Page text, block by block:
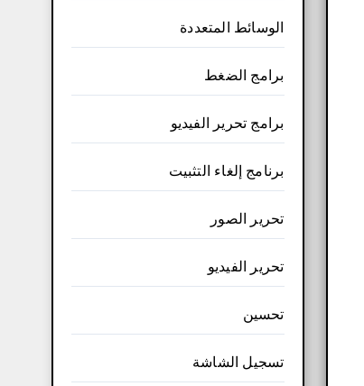
الوسائط المتعددة
برامج الضغط
برامج تحرير الفيديو
برنامج إلغاء التثبيت
تحرير الصور
تحرير الفيديو
تحسين
تسجيل الشاشة